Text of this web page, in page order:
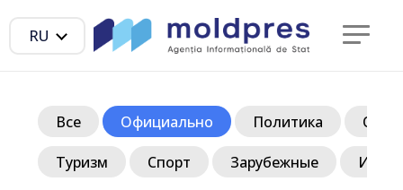
RU
Все Официально Политика
Туризм Спорт Зарубежные